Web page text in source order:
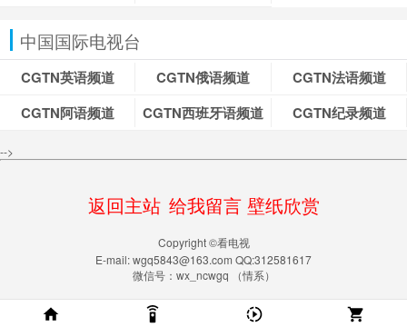
中国国际电视台
CGTN英语频道 CGTN俄语频道
CGTN法语频道
CGTN阿语频道
CGTN西班牙语频道 CGTN纪录频道
-->
返回主站 给我留言 壁纸欣赏
Copyright ©看电视
E-mail: wgq5843@163.com QQ:312581617
微信号：wx_ncwgq （情系）